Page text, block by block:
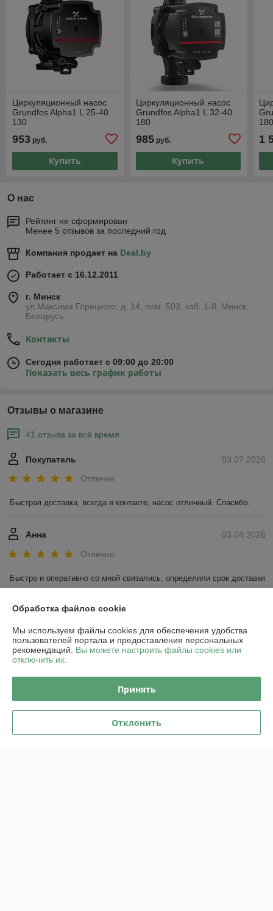
Циркуляционный насос
Grundfos Alpha1 L 25-40
130
953 руб.
Купить
Циркуляционный насос
Grundfos Alpha1 L 32-40
180
985руб.
Купить
1
О нас
Рейтинг не сформирован
Менее 5 отзывов за последний год
Компания продает на Deal.by
Работает с 16.12.2011
г. Минск
ул.Максима Горецкого, д. 14, пом. 503, каб. 1-8, Минск,
Беларусь
Контакты
Сегодня работает с 09:00 до 20:00
Показать весь график работы
Отзывы о магазине
41 отзыва за всё время
03.07.2026
Покупатель
Отлично
Быстрая доставка, всегда в контакте, насос отличный. Спасибо.
03.04.2026
Анна
Отлично
Быстро и оперативно со мной связались, определили срок доставки
и вовремя все доставили в магазин .
Показать все отзывы
О нас
Доставка и оплата
Обработка файлов cookie
Мы используем файлы cookies для обеспечения удобства
пользователей портала и предоставления персональных
рекомендаций. Вы можете настроить файлы cookies или
отключить их.
Принять
Отклонить